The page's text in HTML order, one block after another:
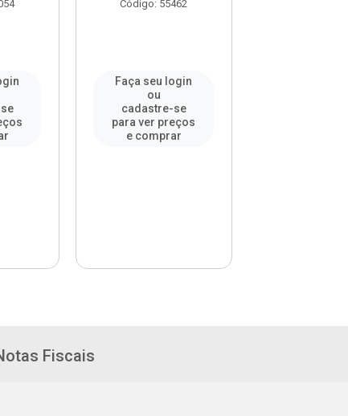
Código: 55462
Faça seu login
ou
cadastre-se
para ver preços
e comprar
Fiscais